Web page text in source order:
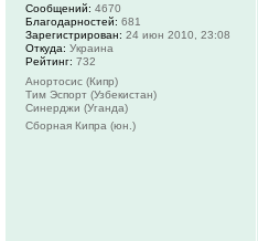
Сообщений: 4670
Благодарностей: 681
Зарегистрирован: 24 июн 2010, 23:08
Откуда: Украина
Рейтинг: 732
Анортосис (Кипр)
Тим Эспорт (Узбекистан)
Синерджи (Уганда)
Сборная Кипра (юн.)